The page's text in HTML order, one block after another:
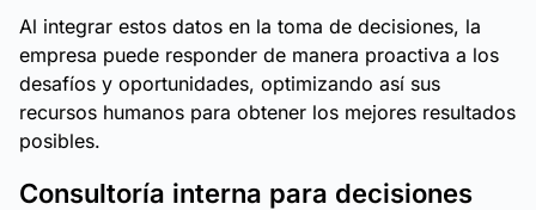
Al integrar estos datos en la toma de decisiones, la
empresa puede responder de manera proactiva a los
desafíos y oportunidades, optimizando así sus
recursos humanos para obtener los mejores resultados
posibles.
Consultoría interna para decisiones